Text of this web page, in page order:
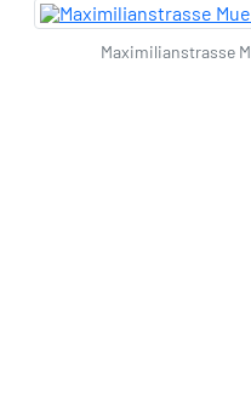
Maximilianstrasse